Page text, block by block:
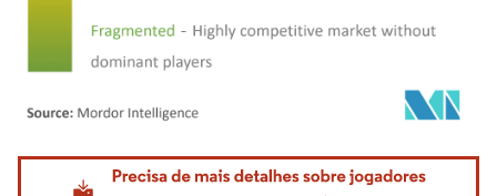
Imagem © Mordor Intelligence. O reuso requer atribuição conforme CC BY 4.0.